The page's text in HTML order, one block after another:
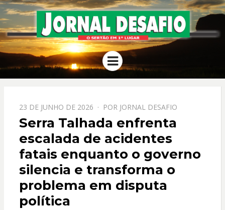
JORNAL
DESAFIO
O Sertão em 1º Lugar
Menu
PPOSTADO
EM
23 DE JUNHO DE 2026 POR JORNAL DESAFIO
Serra Talhada enfrenta
escalada de acidentes
fatais enquanto o governo
silencia e transforma o
problema em disputa
política